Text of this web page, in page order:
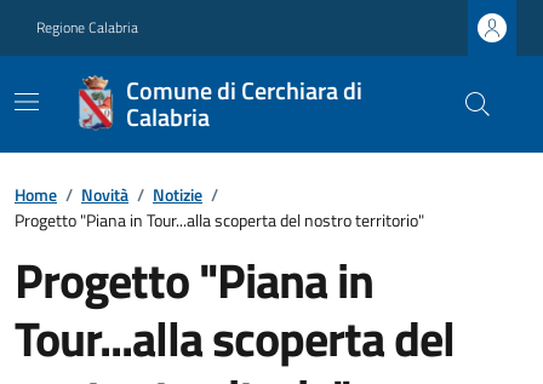
Regione Calabria
Comune di Cerchiara di
Calabria
Home / Novità / Notizie /
Progetto "Piana in Tour...alla scoperta del nostro territorio"
Progetto "Piana in
Tour...alla scoperta del